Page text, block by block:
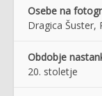
Osebe na
Dragica Šuster,
Obdobje
20. stoletje